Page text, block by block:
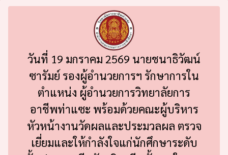
วันที่ 19 มกราคม 2569 นายชนาธิวัฒน์
ซารัมย์ รองผู้อำนวยการฯ รักษาการใน
ตำแหน่ง ผู้อำนวยการวิทยาลัยการ
อาชีพท่าแซะ พร้อมด้วยคณะผู้บริหาร
หัวหน้างานวัดผลและประมวลผล ตรวจ
เยี่ยมและให้กำลังใจแก่นักศึกษาระดับ
ชั้นประกาศนียบัตรวิชาชีพชั้นสูง ในการ